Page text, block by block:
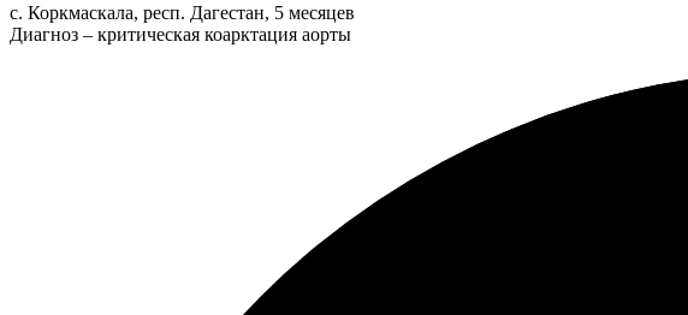
с. Коркмаскала, респ. Дагестан, 5 месяцев
Диагноз – критическая коарктация аорты